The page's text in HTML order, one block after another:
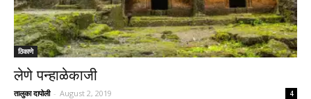
ठिकाणे
लेणे पन्हाळेकाजी
तालुका दापोली - August 2, 2019 4